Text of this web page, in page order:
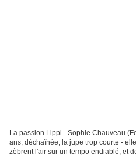
La passion Lippi - Sophie Chauveau
ans, déchaînée, la jupe trop courte -
zèbrent l'air sur un tempo endiablé, et